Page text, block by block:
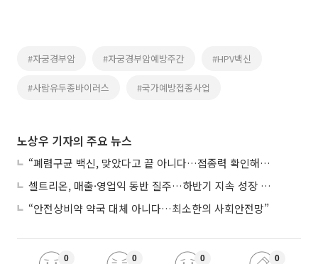
#자궁경부암 #자궁경부암예방주간 #HPV백신
#사람유두종바이러스 #국가예방접종사업
노상우 기자의 주요 뉴스
“폐렴구균 백신, 맞았다고 끝 아니다…접종력 확인해야”
셀트리온, 매출·영업익 동반 질주…하반기 지속 성장 전망에 주목
“안전상비약 약국 대체 아니다…최소한의 사회안전망”
0 0 0 0